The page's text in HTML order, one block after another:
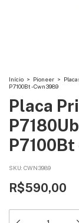
Início > Pioneer >
P7100Bt - Cwn3989
Placa
SKU: CWN3989
R$590,00